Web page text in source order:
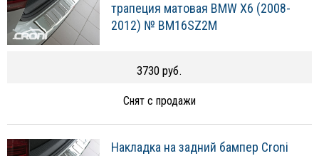
трапеция матовая BMW X6 (2008-
2012) № BM16SZ2M
3730 руб.
Снят с продажи
Накладка на задний бампер Croni